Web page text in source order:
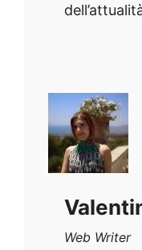
Web Writer